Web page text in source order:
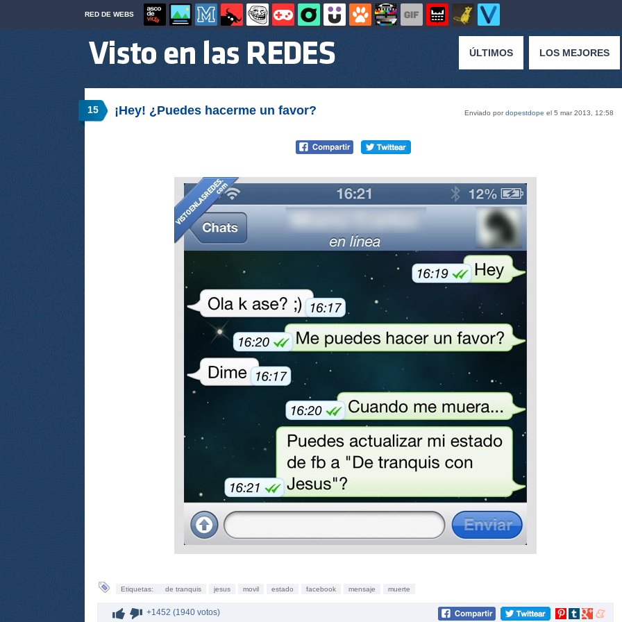
RED DE WEBS
ÚLTIMOS LOS MEJORES
15 Enviado pordopestdope el 5 mar 2013, 12:58
¡Hey! ¿Puedes hacerme un favor?
Etiquetas: de tranquis jesus movil estado facebook mensaje muerte
+1452 (1940 votos)
Compartir
Compartir
Compartir